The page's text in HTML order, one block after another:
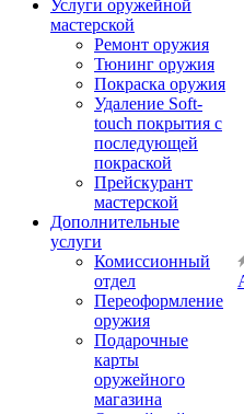
Услуги оружейной
мастерской
Ремонт оружия
Тюнинг оружия
Покраска оружия
Удаление Soft-
touch покрытия с
последующей
покраской
Прейскурант
мастерской
Дополнительные
услуги
Комиссионный
отдел
Переоформление
оружия
Подарочные
карты
оружейного
магазина